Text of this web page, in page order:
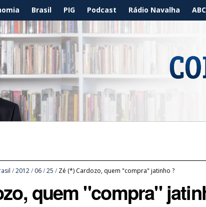
Brasil PIG Podcast Rádio Navalha
/2012/ 06/25 / Zé (*) Cardozo, quem "compra" jatinho ?
quem "compra"